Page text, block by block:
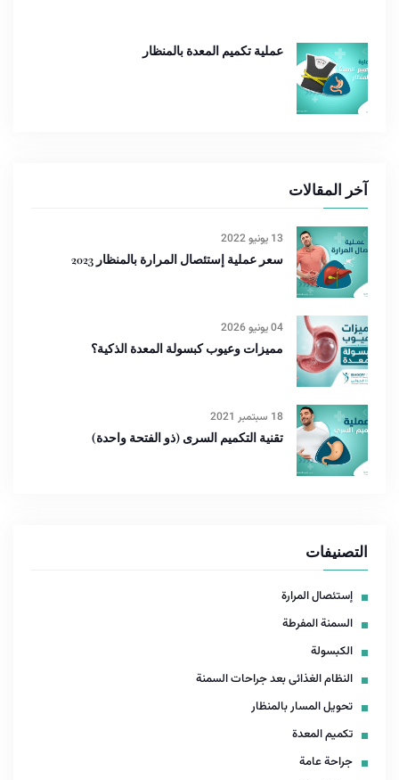
عملية تكميم المعدة بالمنظار
آخر المقالات
13 يونيو 2022
سعر عملية إستئصال المرارة بالمنظار 2023
04 يونيو 2026
مميزات وعيوب كبسولة المعدة الذكية؟
18 سبتمبر 2021
تقنية التكميم السرى (ذو الفتحة واحدة)
التصنيفات
إستئصال المرارة
السمنة المفرطة
الكبسولة
النظام الغذائى بعد جراحات السمنة
تحويل المسار بالمنظار
تكميم المعدة
جراحة عامة